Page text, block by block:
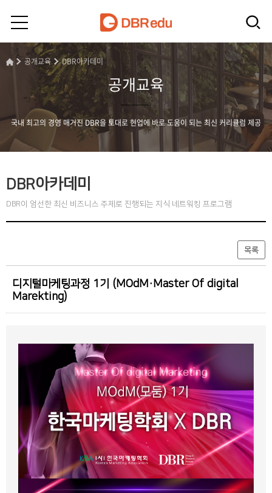
공개교육 DBR아카데미
공개교육
국내 최고의 경영 매거진 DBR을 토대로 현업에 바로 도움이 되는 최신 커리큘럼 제공
DBR아카데미
DBR이 엄선한 최신 비즈니스 주제로 진행되는 지식 네트워킹 프로그램
목록
디지털마케팅과정 1기 (MOdM·Master Of digital
Marekting)